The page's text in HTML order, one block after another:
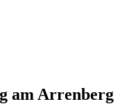
am Arrenberg